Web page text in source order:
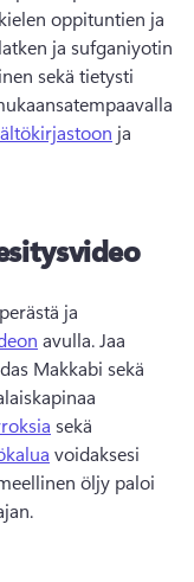
oppituntien ja
ja sufganiyotin
sekä tietysti
ja
ja
avulla. Jaa
Makkabi sekä
sekä
voidaksesi
öljy paloi